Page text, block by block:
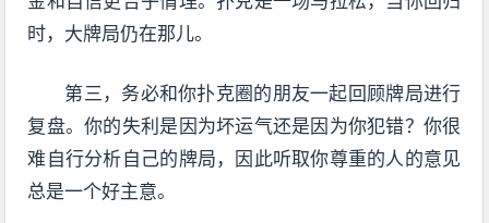
时，大牌局仍在那儿。
第三，务必和你扑克圈的朋友一起回顾牌局进行
复盘。你的失利是因为坏运气还是因为你犯错？你很
难自行分析自己的牌局，因此听取你尊重的人的意见
总是一个好主意。